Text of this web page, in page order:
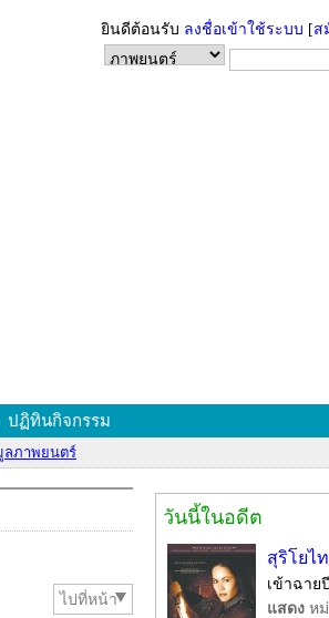
ยินดีต้อนรับ ลงชื่อเข้าใช้ระบบ [ส
ปฏิทินกิจกรรม
ลภาพยนตร์
ไปที่หน้า
วันนี้ในอดีต
สุริโยไท
เข้าฉาย
แสดง ห